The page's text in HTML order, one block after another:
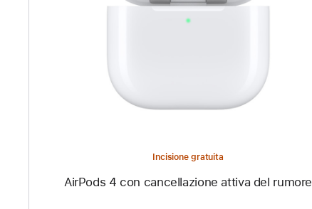
Incisione gratuita
AirPods 4 con cancellazione attiva del rumore